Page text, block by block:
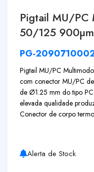
Pigtail MU/PC
50/125
PG-
Pigtail MU/PC
com conector MU/PC
de Ø1.25 mm do tipo
elevada qualidade
Conector de corpo
Alerta de Stock